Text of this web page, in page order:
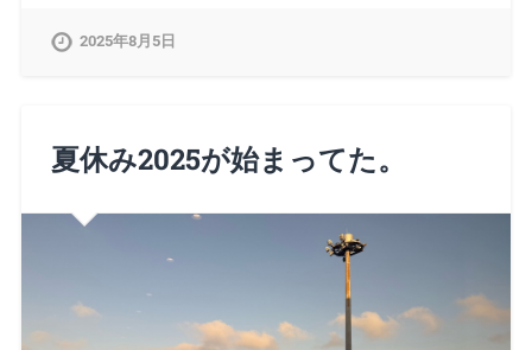
2025年8月5日
夏休み2025が始まってた。